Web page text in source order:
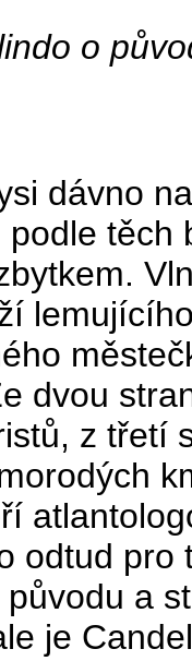
o
dávno
dvou
z třetí
odtud
a
je